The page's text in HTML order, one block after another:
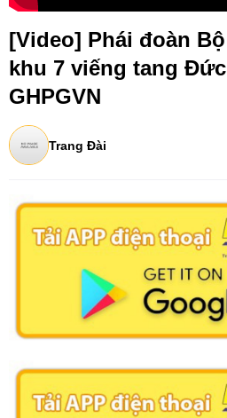
[Video] Phái đoàn
khu 7 viếng tang
GHPGVN
Trang Đài